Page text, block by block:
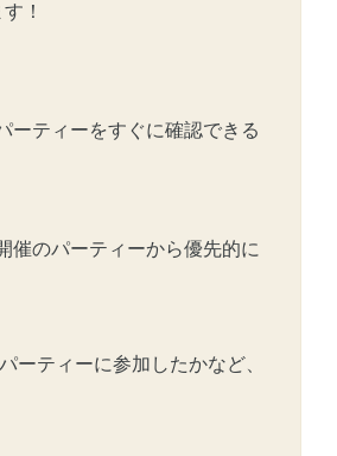
！
ティーをすぐに確認できる
催のパーティーから優先的に
ーティーに参加したかなど、